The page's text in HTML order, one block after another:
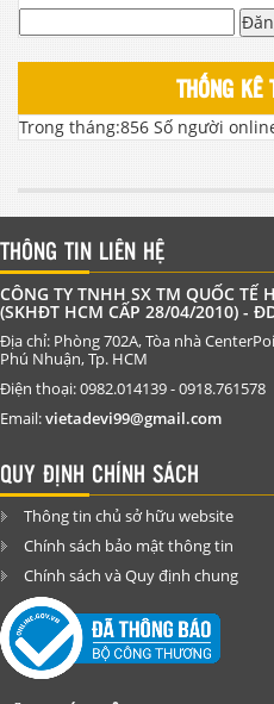
THỐNG KÊ
Trong tháng:856 Số người
THÔNG TIN LIÊN HỆ
CÔNG TY TNHH SX TM QUỐC TẾ
(SKHĐT HCM CẤP 28/04/2010) -
Địa chỉ: Phòng 702A, Tòa nhà
Phú Nhuận, Tp. HCM
Điện thoại: 0982.014139 - 0918.761578
Email:vietadevi99@gmail.com
QUY ĐỊNH CHÍNH SÁCH
Thông tin chủ sở hữu website
Chính sách bảo mật thông tin
Chính sách và Quy định chung